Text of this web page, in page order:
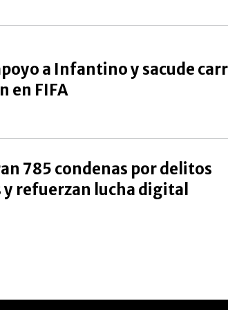
a Infantino y sacude
en FIFA
785 condenas por delitos
refuerzan lucha digital